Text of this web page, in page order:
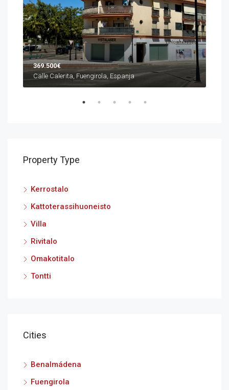
369.500€
Calle Calerita, Fuengirola, Espanja
Property Type
Kerrostalo
Kattoterassihuoneisto
Villa
Rivitalo
Omakotitalo
Tontti
Cities
Benalmádena
Fuengirola